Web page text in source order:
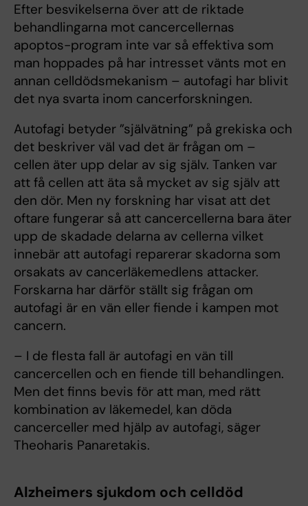
Efter besvikelserna över att de riktade
behandlingarna mot cancercellernas
apoptos-program inte var så effektiva som
man hoppades på har intresset vänts mot en
annan celldödsmekanism – autofagi har blivit
det nya svarta inom cancerforskningen.
Autofagi betyder ”självätning” på grekiska och
det beskriver väl vad det är frågan om –
cellen äter upp delar av sig själv. Tanken var
att få cellen att äta så mycket av sig själv att
den dör. Men ny forskning har visat att det
oftare fungerar så att cancercellerna bara äter
upp de skadade delarna av cellerna vilket
innebär att autofagi reparerar skadorna som
orsakats av cancerläkemedlens attacker.
Forskarna har därför ställt sig frågan om
autofagi är en vän eller fiende i kampen mot
cancern.
– I de flesta fall är autofagi en vän till
cancercellen och en fiende till behandlingen.
Men det finns bevis för att man, med rätt
kombination av läkemedel, kan döda
cancerceller med hjälp av autofagi, säger
Theoharis Panaretakis.
Alzheimers sjukdom och celldöd